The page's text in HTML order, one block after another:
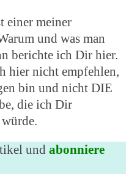
einer meiner
und was man
berichte ich Dir hier.
hier nicht empfehlen,
bin und nicht DIE
die ich Dir
und abonniere